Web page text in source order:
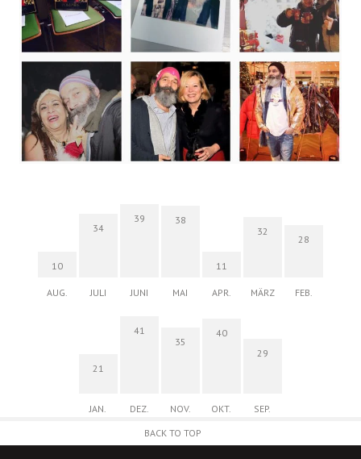
10
AUG.
34
JULI
39
JUNI
38
MAI
11
APR.
32
MÄRZ
28
FEB.
21
JAN.
41
DEZ.
35
NOV.
40
OKT.
29
SEP.
BACK TO TOP